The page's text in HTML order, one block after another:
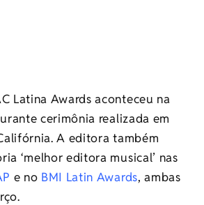
Latina Awards aconteceu na
cerimônia realizada em
A editora também
‘melhor editora musical’ nas
e no BMI Latin Awards, ambas